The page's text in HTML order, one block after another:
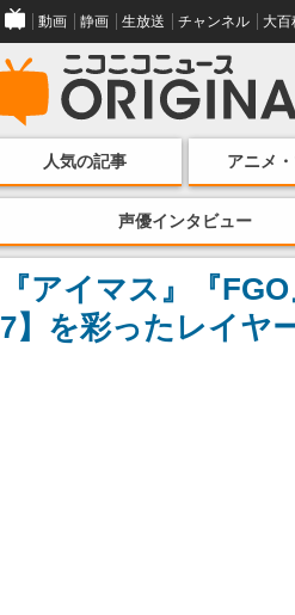
動画 静画 生放送 チャンネル 大百
人気の記事 アニメ
声優インタビュー
『アイマス』『
7】を彩ったレイヤ